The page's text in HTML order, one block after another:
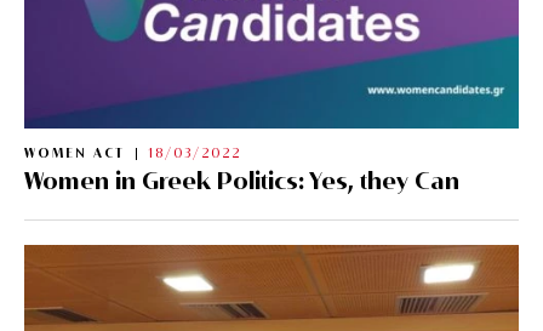
WOMEN ACT 18/03/2022
Women in Greek Politics: Yes, they Can